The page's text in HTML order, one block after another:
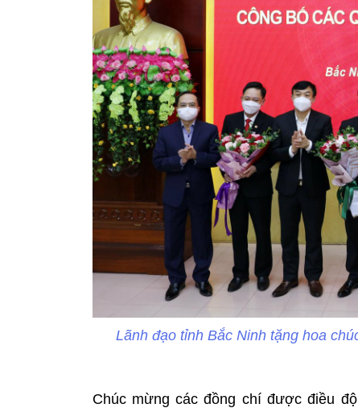
Lãnh đạo tỉnh Bắc Ninh tặng hoa
Chúc mừng các đồng chí được điều